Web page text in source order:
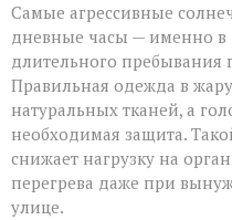
Самые агрессивные
дневные часы — именно в
длительного
Правильная одежда в
натуральных тканей, а
необходимая защита.
снижает нагрузку на
перегрева даже при
улице.